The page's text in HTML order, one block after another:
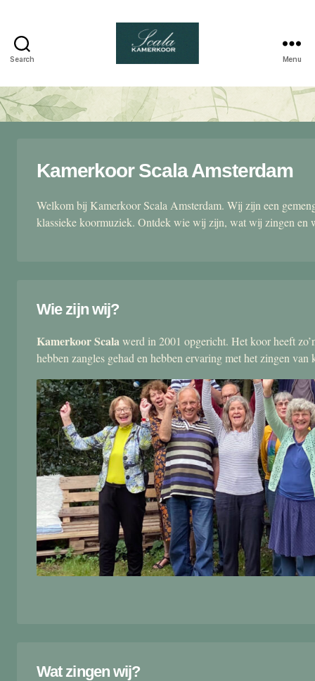
Search
kamerkoor
Menu
Kamerkoor Scala Amsterdam
Welkom bij Kamerkoor Scala Amsterdam. Wij zijn een
klassieke koormuziek. Ontdek wie wij zijn, wat wij zingen en
Wie zijn wij?
Kamerkoor Scalawerd in 2001 opgericht. Het koor heeft
hebben zangles gehad en hebben ervaring met het zingen van
Wat zingen wij?